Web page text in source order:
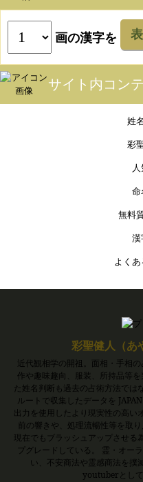
画の漢字を
サイト内コン
姓
彩
命
無料
漢
よく
彩聖健人（あ
近代観相学の開祖。面相・手相
作や趣味趣向、服装、所持品等
た姓名判断も過去の占術方法では
ルートで収集したデータを
出力を使用したより現実性の高い
前の響きや、処理流暢性等を取
現在でもブラッシュアップさせる
プグレードしている。 霊・オー
い、不安商法や霊感商法を撲
youtuberとして